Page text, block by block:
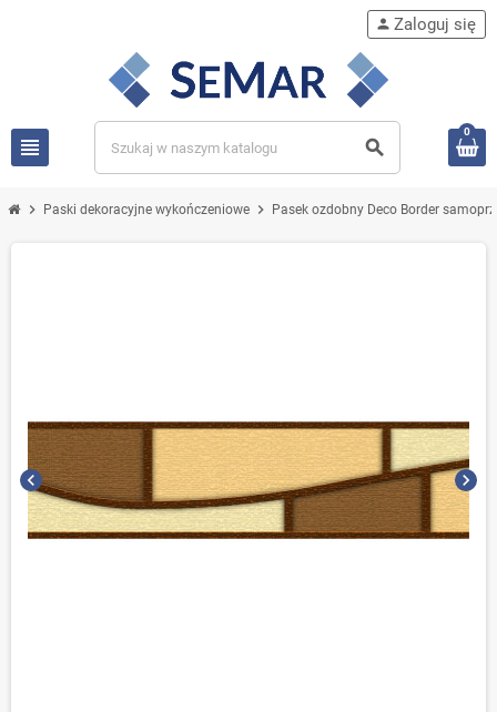
view_headline search
person Zaloguj się
0
chevron_right Paski dekoracyjne wykończeniowe chevron_right Pasek ozdobny Deco Border
chevron_left chevron_right